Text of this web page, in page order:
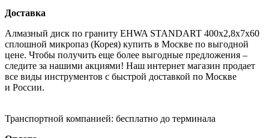
Доставка
Алмазный диск по граниту EHWA STANDART 400x2,8x7x60
сплошной микропаз (Корея) купить в Москве по выгодной
цене. Чтобы получить еще более выгодные предложения –
следите за нашими акциями! Наш интернет магазин продает
все виды инструментов с быстрой доставкой по Москве
и России.
Транспортной компанией: бесплатно до терминала